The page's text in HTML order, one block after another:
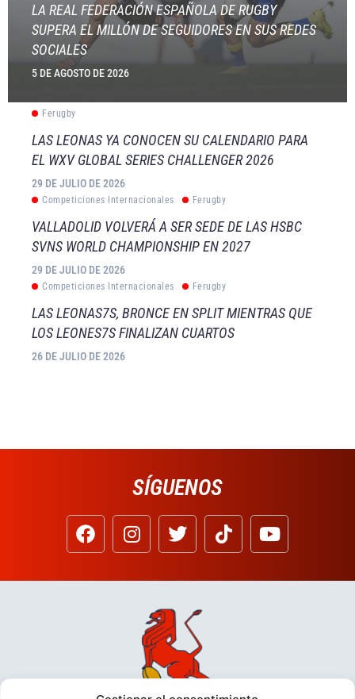
LA REAL FEDERACIÓN ESPAÑOLA DE RUGBY
SUPERA EL MILLÓN DE SEGUIDORES EN SUS REDES
SOCIALES
5 DE AGOSTO DE 2026
Ferugby
LAS LEONAS YA CONOCEN SU CALENDARIO PARA
EL WXV GLOBAL SERIES CHALLENGER 2026
29 DE JULIO DE 2026
Competiciones Internacionales Ferugby
VALLADOLID VOLVERÁ A SER SEDE DE LAS HSBC
SVNS WORLD CHAMPIONSHIP EN 2027
29 DE JULIO DE 2026
Competiciones Internacionales Ferugby
LAS LEONAS7S, BRONCE EN SPLIT MIENTRAS QUE
LOS LEONES7S FINALIZAN CUARTOS
26 DE JULIO DE 2026
SÍGUENOS